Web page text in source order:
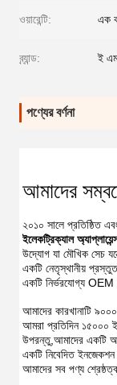
ওয়ারেন্টি: এক
ব্র্যান্ড: ই এম
পণ্যের বর্ণনা
আমাদের
২০১০ সালে প্রতিষ্ঠিত
ইলেকট্রিক্যাল
উদ্যোগ যা মৌখিক সেচ
একটি নেতৃস্থানীয়
একটি নির্ভরযোগ্য OEM
আমাদের কারখানাটি
আমরা প্রতিদিন ১৫০০০
উপরন্তু,আমাদের একটি
একটি নিবেদিত ইনজেকশন
আমাদের সব পণ্য